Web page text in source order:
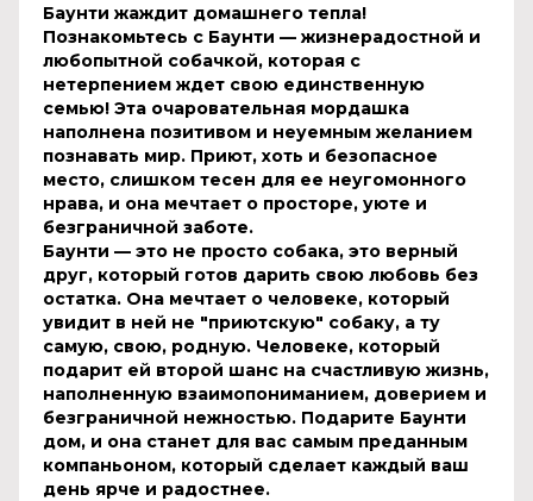
Баунти жаждит домашнего тепла!
Познакомьтесь с Баунти — жизнерадостной и
любопытной собачкой, которая с
нетерпением ждет свою единственную
семью! Эта очаровательная мордашка
наполнена позитивом и неуемным желанием
познавать мир. Приют, хоть и безопасное
место, слишком тесен для ее неугомонного
нрава, и она мечтает о просторе, уюте и
безграничной заботе.
Баунти — это не просто собака, это верный
друг, который готов дарить свою любовь без
остатка. Она мечтает о человеке, который
увидит в ней не "приютскую" собаку, а ту
самую, свою, родную. Человеке, который
подарит ей второй шанс на счастливую жизнь,
наполненную взаимопониманием, доверием и
безграничной нежностью. Подарите Баунти
дом, и она станет для вас самым преданным
компаньоном, который сделает каждый ваш
день ярче и радостнее.